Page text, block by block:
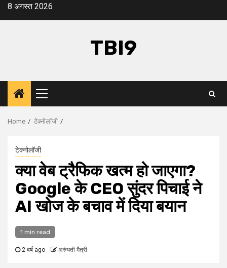
Skip8 अगस्त 2026
TBI9
Primary
Menu
Home टेक्नोलॉजी
टेक्नोलॉजी
क्या वेब ट्रैफिक खत्म हो जाएगा?
Google के CEO सुंदर पिचाई ने
AI खोज के बचाव में दिया बयान
1 min read
2 वर्ष ago अरुंधती मैत्री